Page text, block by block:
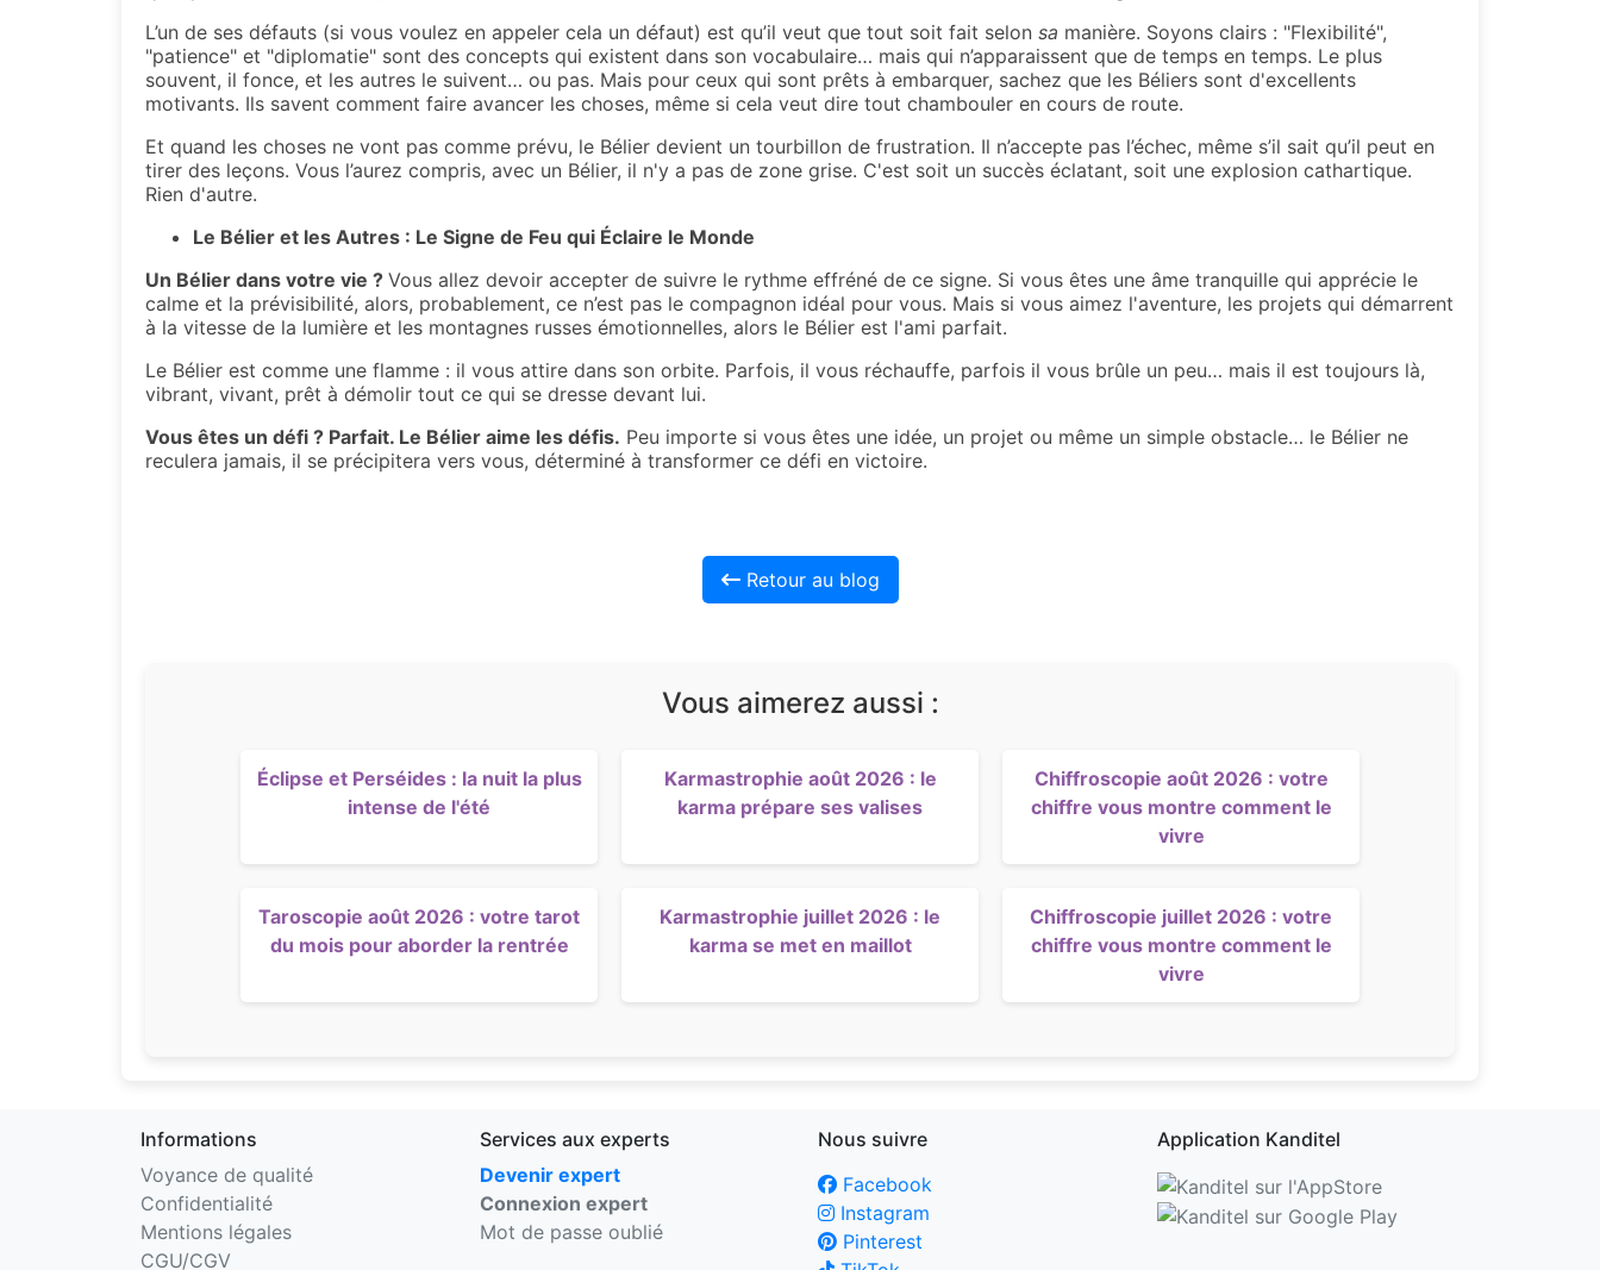
L’un de ses défauts (si vous voulez en appeler cela un défaut) est qu’il veut que tout soit fait selon sa manière. Soyons clairs : "Flexibilité",
"patience" et "diplomatie" sont des concepts qui existent dans son vocabulaire… mais qui n’apparaissent que de temps en temps. Le plus
souvent, il fonce, et les autres le suivent… ou pas. Mais pour ceux qui sont prêts à embarquer, sachez que les Béliers sont d'excellents
motivants. Ils savent comment faire avancer les choses, même si cela veut dire tout chambouler en cours de route.
Et quand les choses ne vont pas comme prévu, le Bélier devient un tourbillon de frustration. Il n’accepte pas l’échec, même s’il sait qu’il peut en
tirer des leçons. Vous l’aurez compris, avec un Bélier, il n'y a pas de zone grise. C'est soit un succès éclatant, soit une explosion cathartique.
Rien d'autre.
Le Bélier et les Autres : Le Signe de Feu qui Éclaire le Monde
Un Bélier dans votre vie ? Vous allez devoir accepter de suivre le rythme effréné de ce signe. Si vous êtes une âme tranquille qui apprécie le
calme et la prévisibilité, alors, probablement, ce n’est pas le compagnon idéal pour vous. Mais si vous aimez l'aventure, les projets qui démarrent
à la vitesse de la lumière et les montagnes russes émotionnelles, alors le Bélier est l'ami parfait.
Le Bélier est comme une flamme : il vous attire dans son orbite. Parfois, il vous réchauffe, parfois il vous brûle un peu… mais il est toujours là,
vibrant, vivant, prêt à démolir tout ce qui se dresse devant lui.
Vous êtes un défi ? Parfait. Le Bélier aime les défis. Peu importe si vous êtes une idée, un projet ou même un simple obstacle… le Bélier ne
reculera jamais, il se précipitera vers vous, déterminé à transformer ce défi en victoire.
Retour au blog
Vous aimerez aussi :
Éclipse et Perséides : la nuit la plus
intense de l'été
Karmastrophie août 2026 : le
karma prépare ses valises
Chiffroscopie août 2026 : votre
chiffre vous montre comment le
vivre
Taroscopie août 2026 : votre tarot
du mois pour aborder la rentrée
Karmastrophie juillet 2026 : le
karma se met en maillot
Chiffroscopie juillet 2026 : votre
chiffre vous montre comment le
vivre
Informations
Voyance de qualité
Confidentialité
Mentions légales
CGU/CGV
Services aux experts
Devenir expert
Connexion expert
Mot de passe oublié
Nous suivre
Facebook
Instagram
Pinterest
Application Kanditel